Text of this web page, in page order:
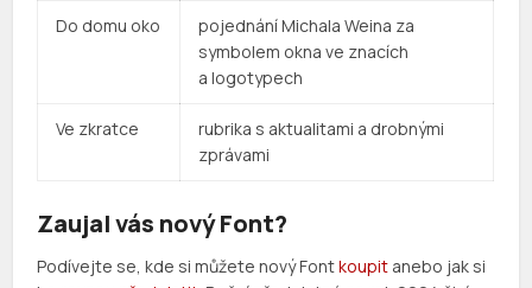
Do domu oko
pojednání Michala Weina za
symbolem okna ve znacích
a logotypech
Ve zkratce
rubrika s aktualitami a drobnými
zprávami
Zaujal vás nový Font?
Podívejte se, kde si můžete nový Fontkoupit anebo jak si